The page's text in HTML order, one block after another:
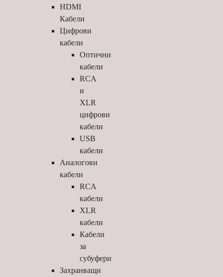
HDMI
Кабели
Цифрови
кабели
Оптични
кабели
RCA
и
XLR
цифрови
кабели
USB
кабели
Аналогови
кабели
RCA
кабели
XLR
кабели
Кабели
за
субуфери
Захранващи